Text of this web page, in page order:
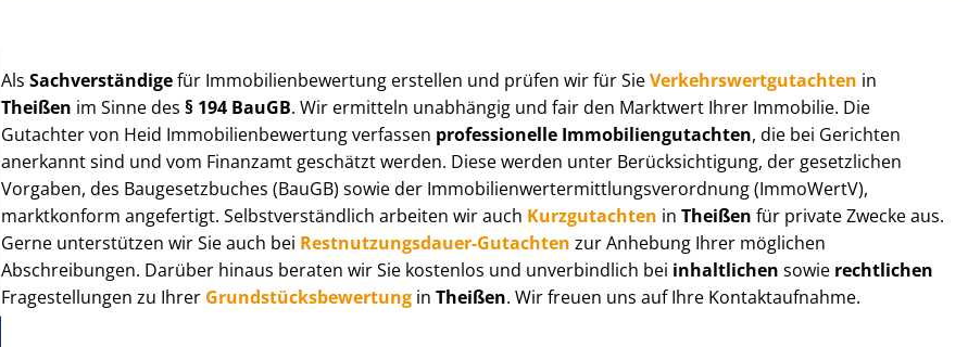
AlsSachverständigefür Im­mo­bi­li­en­be­wer­tung erstellen und prüfen wir für SieVer­kehrs­wert­gut­ach­ten in
Theißen im Sinne des§ 194 BauGB. Wir ermitteln unabhängig und fair den Marktwert Ihrer Immobilie. Die
Gutachter von Heid Im­mo­bi­li­en­be­wer­tung verfassen professionelle Im­mo­bi­li­en­gut­ach­ten, die bei Gerichten
anerkannt sind und vom Finanzamt geschätzt werden. Diese werden unter Be­rück­sich­ti­gung, der gesetzlichen
Vorgaben, des Baugesetzbuches (BauGB) sowie der Im­mo­bi­li­en­wert­ermitt­lungs­ver­ord­nung (ImmoWertV),
marktkonform angefertigt. Selbst­ver­ständ­lich arbeiten wir auch Kurzgutachten in Theißen für private Zwecke aus.
Gerne unterstützen wir Sie auch bei Rest­nut­zungs­dau­er-Gutachten zur Anhebung Ihrer möglichen
Abschreibungen. Darüber hinaus beraten wir Sie kostenlos und unverbindlich bei inhaltlichen sowie rechtlichen
Fragestellungen zu Ihrer Grund­stücks­be­wer­tung inTheißen. Wir freuen uns auf Ihre Kontaktaufnahme.